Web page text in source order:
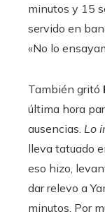
minutos y 15
servido en
«No lo
También gritó
última hora
ausencias. Lo
lleva tatuado
eso hizo,
dar relevo a
minutos. Por